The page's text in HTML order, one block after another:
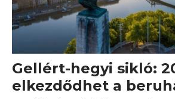
Gellért-hegyi sikló:
elkezdődhet a